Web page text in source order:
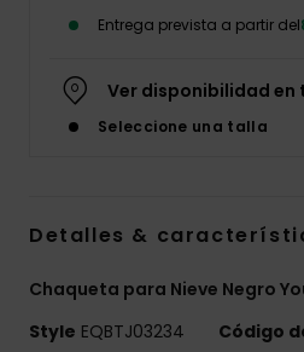
Entrega prevista a partir del
Ver disponibilidad en
Seleccione una talla
Detalles &
Chaqueta para Nieve Negro
Style EQBTJ03234 Código